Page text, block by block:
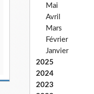
Mai
Avril
Mars
Février
Janvier
2025
2024
2023